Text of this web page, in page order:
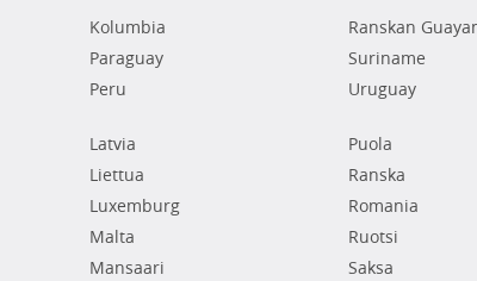
Kolumbia
Paraguay
Peru
Ranskan
Suriname
Uruguay
Latvia
Liettua
Luxemburg
Malta
Mansaari
Puola
Ranska
Romania
Ruotsi
Saksa